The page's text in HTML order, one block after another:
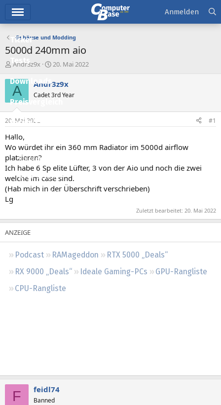
Ticker
Tests
Downloads
Preisvergleich
Forum
Aktuelles
Empfohlene Inhalte
Neue Beiträge
Neueste Aktivitäten
Podcast RAMageddon
RTX 5000 „Deals“
RX 9000 „Deals“
Ideale Gaming-PCs
GPU-Rangliste
CPU-Rangliste
Anmelden
Gehäuse und Modding
5000d 240mm aio
E
s
t
e
e
r
Andr3z9x
E
s
e
t
20. Mai 2022
A Andr3z9x
Cadet 3rd Year
20. Mai 2022 #1
Hallo,
Wo würdet ihr ein 360 mm Radiator im 5000d airflow
platzieren?
Ich habe 6 Sp elite Lüfter, 3 von der Aio und noch die zwei
welche im case sind.
(Hab mich in der Überschrift verschrieben)
Lg
Zuletzt bearbeitet: 20. Mai 2022
F feidl74
Banned